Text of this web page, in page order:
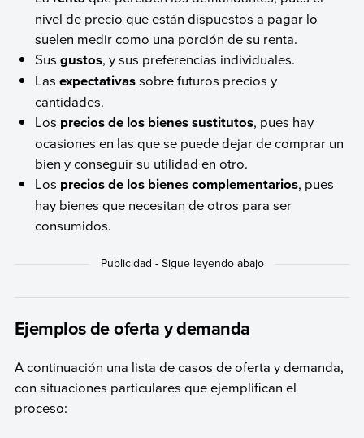
nivel de precio que están dispuestos a pagar lo
suelen medir como una porción de su renta.
Susgustos, y sus preferencias individuales.
Lasexpectativassobre futuros precios y
cantidades.
Los precios de los bienes sustitutos, pues hay
ocasiones en las que se puede dejar de comprar un
bien y conseguir su utilidad en otro.
Los precios de los bienes complementarios, pues
hay bienes que necesitan de otros para ser
consumidos.
Ejemplos de oferta y demanda
A continuación una lista de casos de oferta y demanda,
con situaciones particulares que ejemplifican el
proceso: